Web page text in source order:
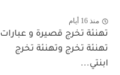
منذ 16 أيام
تهنئة تخرج قصيرة و عبارات
تهنئة تخرج وتهنئة تخرج
ابنتي...